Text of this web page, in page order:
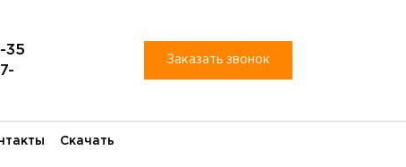
35
Заказать звонок
Скачать